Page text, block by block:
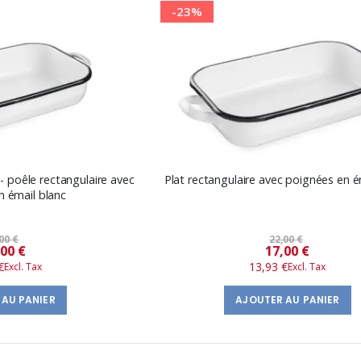
poêle rectangulaire avec
émail blanc
€
Prix
​​
spécial
€
PANIER
-23%
Plat rectangulaire avec poignées en
22,00 €
Prix
​​
spécial
17,00 €
13,93 €
AJOUTER AU PANIER